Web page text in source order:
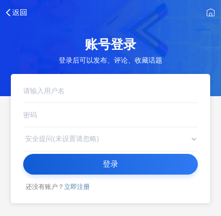
账号登录
登录后可以发布、评论、收藏话题
登录
还没有账户？ 立即注册